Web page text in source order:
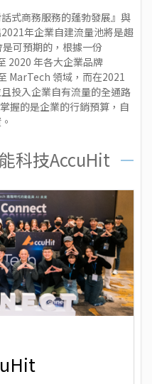
式商務服務的蓬勃發展』與
年企業自建流量池將是趨
可預期的，根據一份
2020 年各大企業品牌
MarTech 領域，而在2021
投入企業自有流量的全通路
握的是企業的行銷預算，自
科技AccuHit